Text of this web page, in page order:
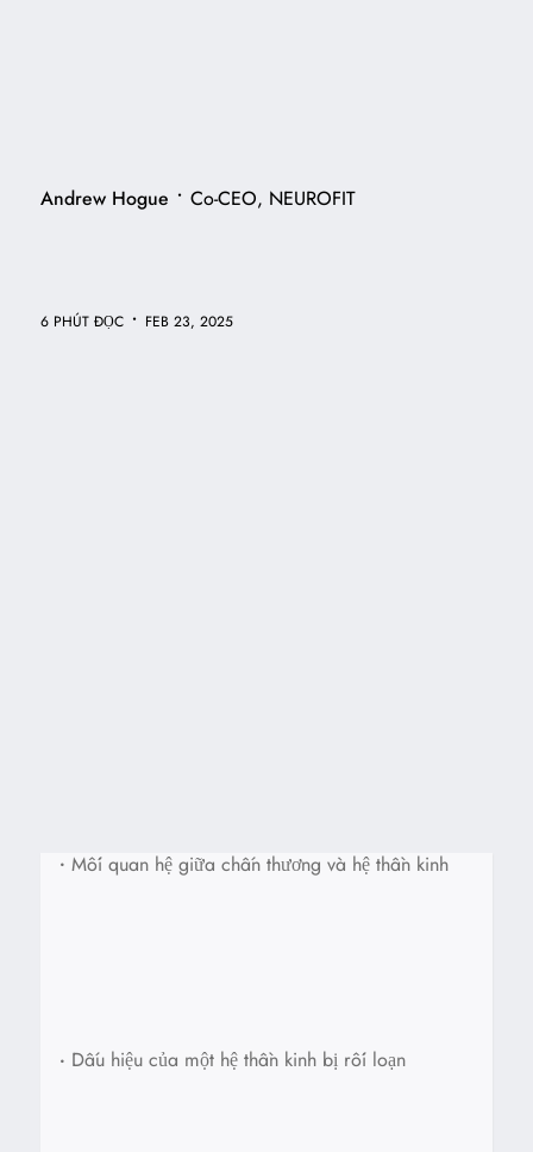
Andrew Hogue • Co-CEO, NEUROFIT
6 PHÚT ĐỌC • FEB 23, 2025
• Mối quan hệ giữa chấn thương và hệ thần kinh
• Dấu hiệu của một hệ thần kinh bị rối loạn